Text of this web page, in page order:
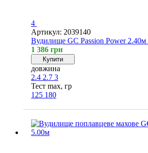
4
Артикул: 2039140
Вудилище GC Passion Power 2.40м
1 386 грн
Купити
довжина
2.4 2.7 3
Тест max, гр
125 180